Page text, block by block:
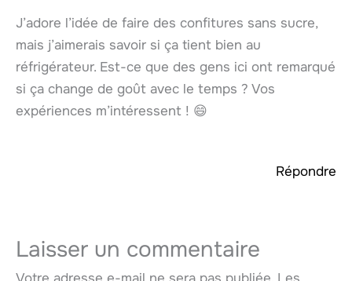
J’adore l’idée de faire des confitures sans sucre,
mais j’aimerais savoir si ça tient bien au
réfrigérateur. Est-ce que des gens ici ont remarqué
si ça change de goût avec le temps ? Vos
expériences m’intéressent ! 😄
Répondre
Laisser un commentaire